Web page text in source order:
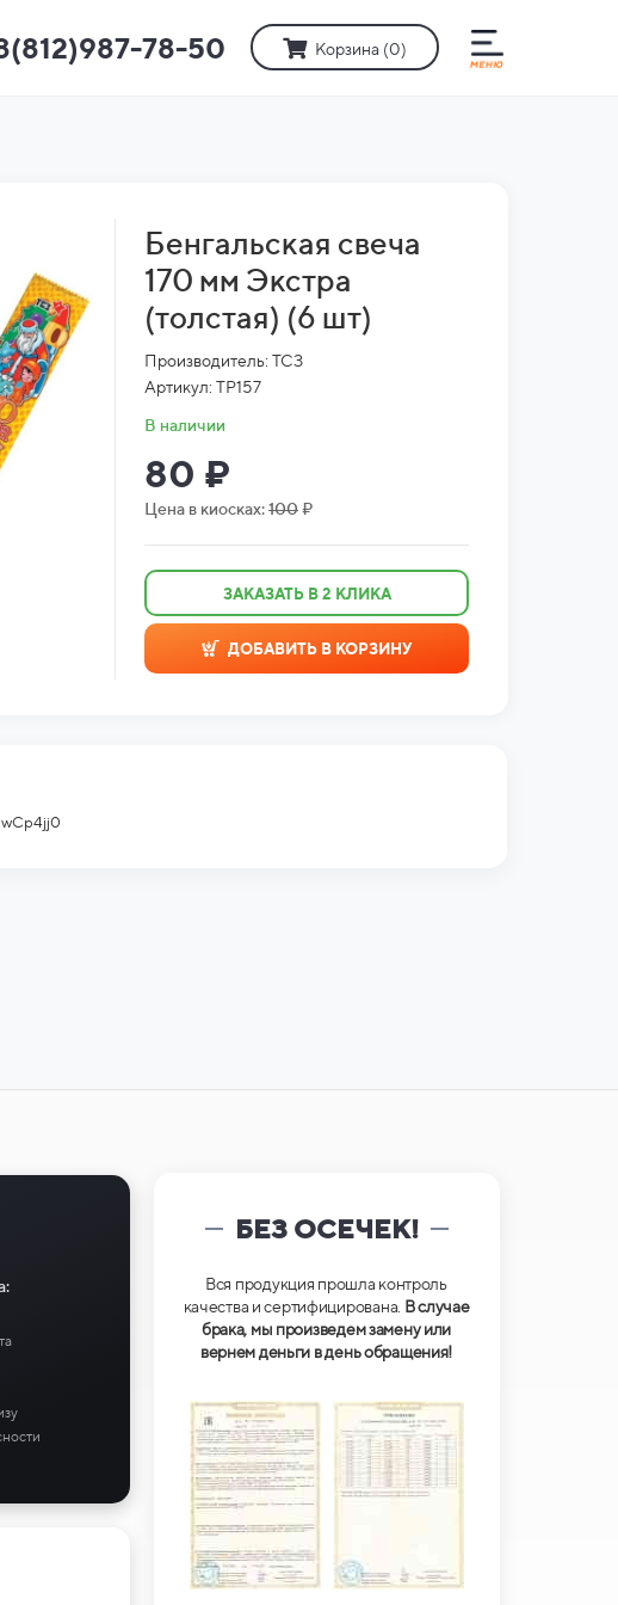
78-50 Корзина (0)
Бенгальская свеча
170 мм Экстра
(толстая) (6 шт)
Производитель: ТСЗ
Артикул: ТР157
В наличии
80 ₽
Цена в киосках:100₽
ЗАКАЗАТЬ В 2 КЛИКА
ДОБАВИТЬ В КОРЗИНУ
БЕЗ ОСЕЧЕК!
Вся продукция прошла контроль
качества и сертифицирована. В случае
брака, мы произведем замену или
вернем деньги в день обращения!